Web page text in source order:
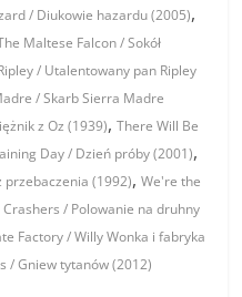
/ Diukowie hazardu (2005),
Maltese Falcon / Sokół
/ Utalentowany pan Ripley
/ Skarb Sierra Madre
z Oz (1939),There Will Be
Day / Dzień próby (2001),
przebaczenia (1992),We're the
Crashers / Polowanie na druhny
Factory / Willy Wonka i fabryka
/ Gniew tytanów (2012)